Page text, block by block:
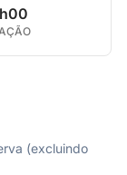
(excluindo